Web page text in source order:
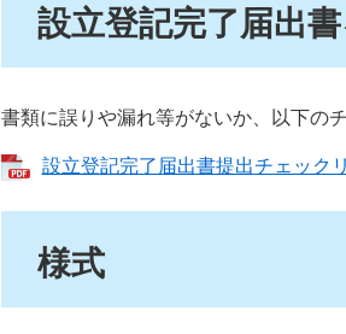
設立登記完了届出
書類に誤りや漏れ等がないか、以下の
設立登記完了届出書提出チェック
様式